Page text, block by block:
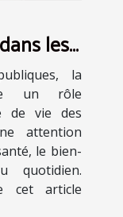
les
la
un rôle
de vie des
attention
le bien-
quotidien.
cet article